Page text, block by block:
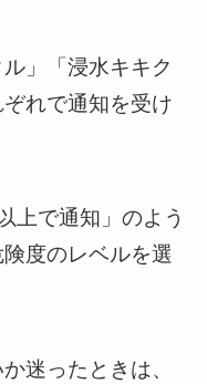
」「浸水キキク
れで通知を受け
上で通知」のよう
度のレベルを選
迷ったときは、